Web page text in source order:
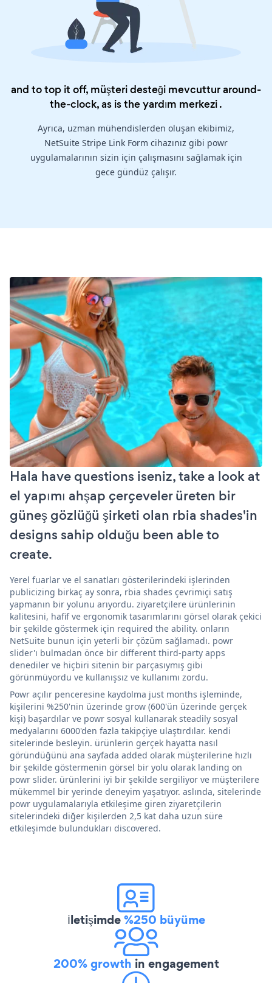
and to top it off, müşteri desteği mevcuttur around-
the-clock, as is theyardım merkezi.
Ayrıca, uzman mühendislerden oluşan ekibimiz,
NetSuite Stripe Link Form cihazınız gibi powr
uygulamalarının sizin için çalışmasını sağlamak için
gece gündüz çalışır.
Hala have questions iseniz, take a look at
el yapımı ahşap çerçeveler üreten bir
güneş gözlüğü şirketi olan rbia shades'in
designs sahip olduğu been able to
create.
Yerel fuarlar ve el sanatları gösterilerindeki işlerinden
publicizing birkaç ay sonra, rbia shades çevrimiçi satış
yapmanın bir yolunu arıyordu. ziyaretçilere ürünlerinin
kalitesini, hafif ve ergonomik tasarımlarını görsel olarak çekici
bir şekilde göstermek için required the ability. onların
NetSuite bunun için yeterli bir çözüm sağlamadı. powr
slider'ı bulmadan önce bir different third-party apps
denediler ve hiçbiri sitenin bir parçasıymış gibi
görünmüyordu ve kullanışsız ve kullanımı zordu.
Powr açılır penceresine kaydolma just months işleminde,
kişilerini %250'nin üzerinde grow (600'ün üzerinde gerçek
kişi) başardılar ve powr sosyal kullanarak steadily sosyal
medyalarını 6000'den fazla takipçiye ulaştırdılar. kendi
sitelerinde besleyin. ürünlerin gerçek hayatta nasıl
göründüğünü ana sayfada added olarak müşterilerine hızlı
bir şekilde göstermenin görsel bir yolu olarak landing on
powr slider. ürünlerini iyi bir şekilde sergiliyor ve müşterilere
mükemmel bir yerinde deneyim yaşatıyor. aslında, sitelerinde
powr uygulamalarıyla etkileşime giren ziyaretçilerin
sitelerindeki diğer kişilerden 2,5 kat daha uzun süre
etkileşimde bulundukları discovered.
İletişimde%250 büyüme
200% growth in engagement